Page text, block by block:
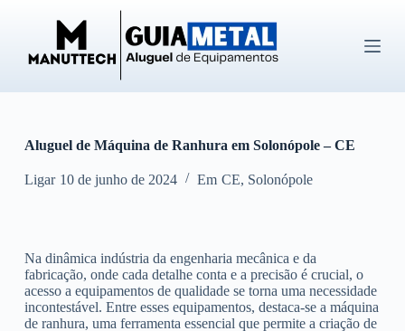
ú
d
o
Aluguel de Máquina de Ranhura em Solonópole – CE
Ligar 10 de junho de 2024 Em CE, Solonópole
Na dinâmica indústria da engenharia mecânica e da
fabricação, onde cada detalhe conta e a precisão é crucial, o
acesso a equipamentos de qualidade se torna uma necessidade
incontestável. Entre esses equipamentos, destaca-se a máquina
de ranhura, uma ferramenta essencial que permite a criação de